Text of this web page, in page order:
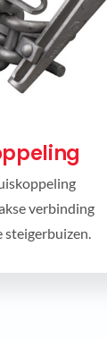
verbinding
steigerbuizen.